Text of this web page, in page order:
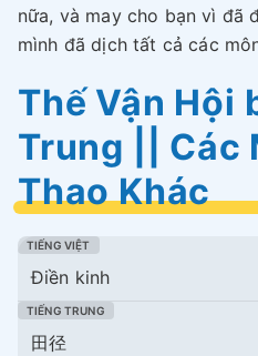
nữa, và may cho bạn vì đã
mình đã dịch tất cả các
Thế Vận Hội
Trung || Các
Thao Khác
Điền kinh
田径